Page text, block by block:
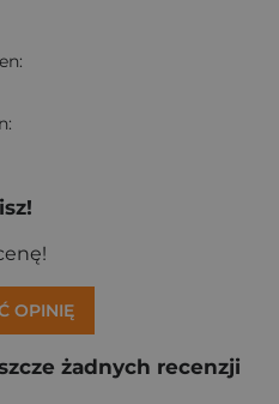
OPINIĘ
żadnych recenzji